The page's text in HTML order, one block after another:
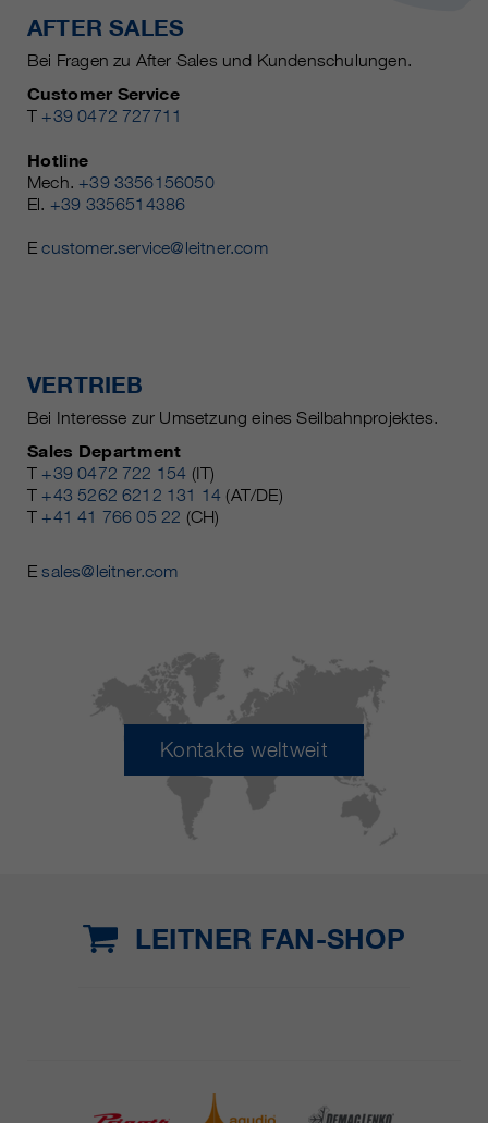
AFTER SALES
Bei Fragen zu After Sales und Kundenschulungen.
Customer Service
T +39 0472 727711
Hotline
Mech. +39 3356156050
El. +39 3356514386
Ecustomer.service@leitner.com
VERTRIEB
Bei Interesse zur Umsetzung eines Seilbahnprojektes.
Sales Department
T +39 0472 722 154 (IT)
T +43 5262 6212 131 14 (AT/DE)
T +41 41 766 05 22 (CH)
Esales@leitner.com
Kontakte weltweit
LEITNER FAN-SHOP